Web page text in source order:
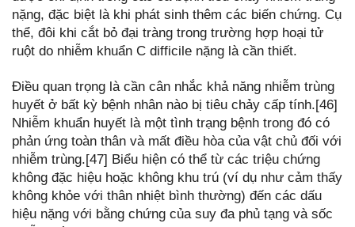
nặng, đặc biệt là khi phát sinh thêm các biến chứng. Cụ
thể, đôi khi cắt bỏ đại tràng trong trường hợp hoại tử
ruột do nhiễm khuẩn C difficile nặng là cần thiết.
Điều quan trọng là cần cân nhắc khả năng nhiễm trùng
huyết ở bất kỳ bệnh nhân nào bị tiêu chảy cấp tính.[46]
Nhiễm khuẩn huyết là một tình trạng bệnh trong đó có
phản ứng toàn thân và mất điều hòa của vật chủ đối với
nhiễm trùng.[47] Biểu hiện có thể từ các triệu chứng
không đặc hiệu hoặc không khu trú (ví dụ như cảm thấy
không khỏe với thân nhiệt bình thường) đến các dấu
hiệu nặng với bằng chứng của suy đa phủ tạng và sốc